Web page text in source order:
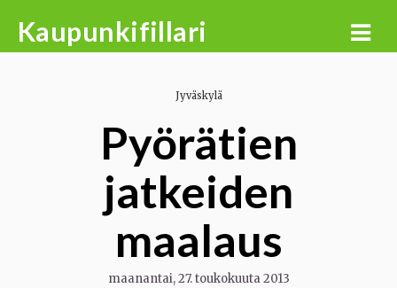
Kaupunkifillari
Jyväskylä
Pyörätien
jatkeiden
maalaus
maanantai, 27. toukokuuta 2013